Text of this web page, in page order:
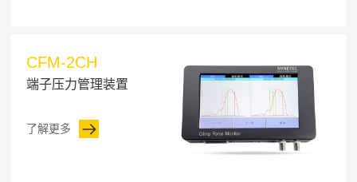
CFM-2CH
端子压力管理装置
了解更多